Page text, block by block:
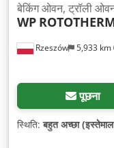
Rzeszów 5,933 km
बेकिंग ओवन, ट्रॉली
WP
पूछना
स्थिति:बहुत अच्छा